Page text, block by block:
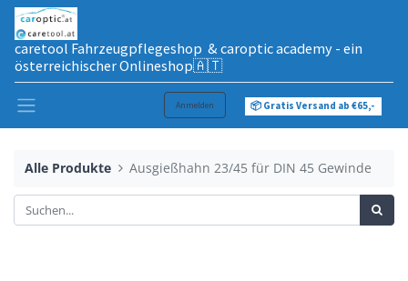
caretool Fahrzeugpflegeshop & caroptic academy - ein
österreichischer Onlineshop🇦🇹
Anmelden 📦 Gratis Versand ab €65,-
Alle Produkte Ausgießhahn 23/45 für DIN 45 Gewinde